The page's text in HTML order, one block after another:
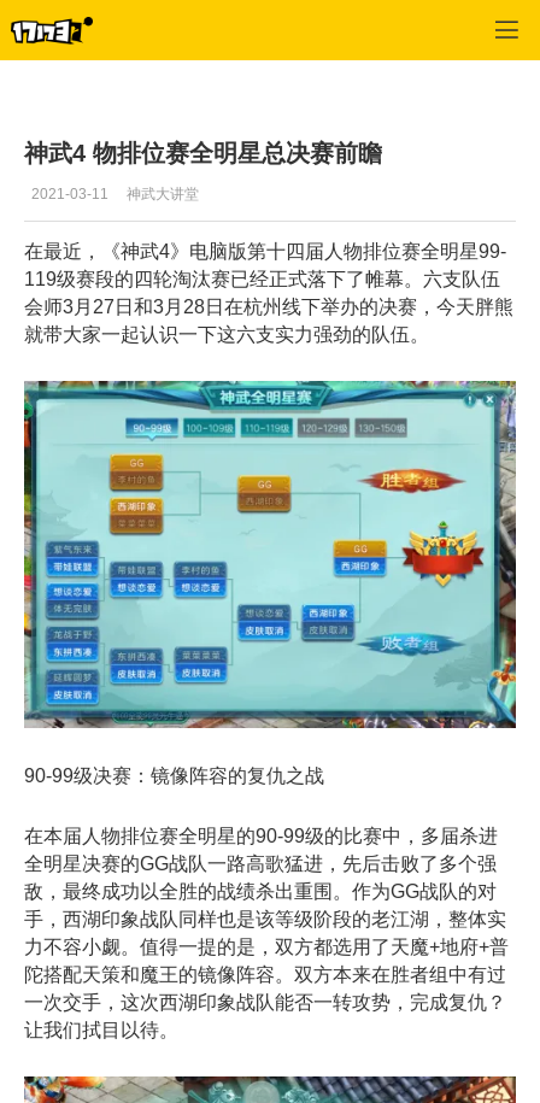
神武4 物排位赛全明星总决赛前瞻
2021-03-11 神武大讲堂
在最近，《神武4》电脑版第十四届人物排位赛全明星99-
119级赛段的四轮淘汰赛已经正式落下了帷幕。六支队伍
会师3月27日和3月28日在杭州线下举办的决赛，今天胖熊
就带大家一起认识一下这六支实力强劲的队伍。
90-99级决赛：镜像阵容的复仇之战
在本届人物排位赛全明星的90-99级的比赛中，多届杀进
全明星决赛的GG战队一路高歌猛进，先后击败了多个强
敌，最终成功以全胜的战绩杀出重围。作为GG战队的对
手，西湖印象战队同样也是该等级阶段的老江湖，整体实
力不容小觑。值得一提的是，双方都选用了天魔+地府+普
陀搭配天策和魔王的镜像阵容。双方本来在胜者组中有过
一次交手，这次西湖印象战队能否一转攻势，完成复仇？
让我们拭目以待。